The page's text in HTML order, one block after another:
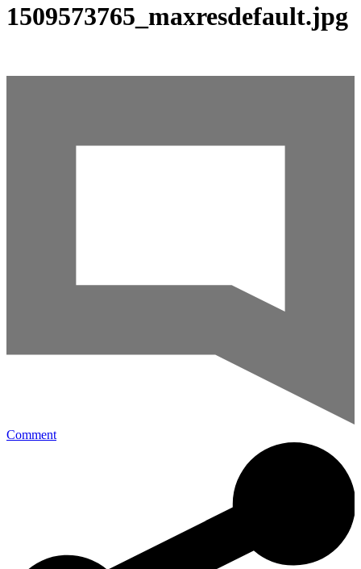
1509573765_maxresdefault.jpg
Comment